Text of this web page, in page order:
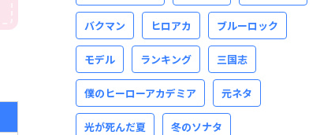
バクマン ヒロアカ ブルーロック
モデル ランキング 三国志
僕のヒーローアカデミア 元ネタ
光が死んだ夏 冬のソナタ